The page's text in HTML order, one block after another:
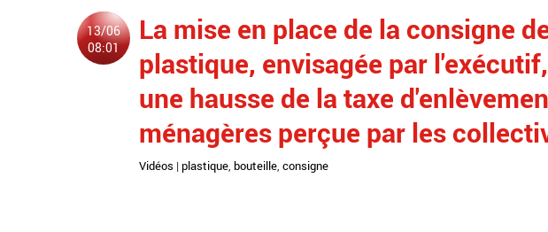
13/06
08:01
La mise en place de la consigne
plastique, envisagée par
une hausse de la taxe
ménagères perçue par les
Vidéos | plastique, bouteille, consigne